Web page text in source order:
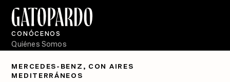
MERCEDES-BENZ, CON AIRES
MEDITERRÁNEOS
CONÓCENOS
Quiénes Somos
PÓDCASTS